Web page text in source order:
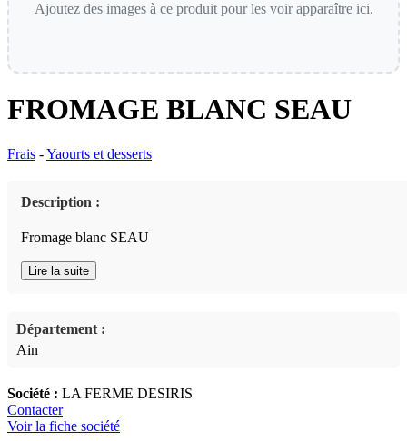
Ajoutez des images à ce produit pour les voir apparaître ici.
FROMAGE BLANC SEAU
Frais -Yaourts et desserts
Description :
Fromage blanc SEAU
Lire la suite
Département :
Ain
Société : LA FERME DESIRIS
Contacter
Voir la fiche société